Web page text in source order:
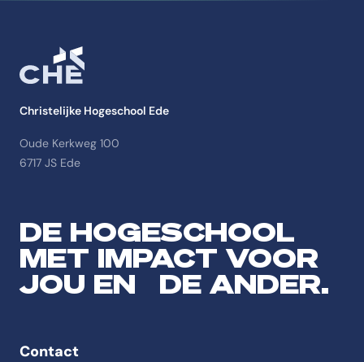
Christelijke Hogeschool Ede
Oude Kerkweg 100
6717 JS Ede
DE HOGESCHOOL
MET IMPACT VOOR
JOU EN DE ANDER.
Contact